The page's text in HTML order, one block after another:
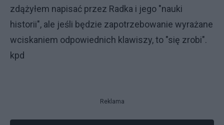
zdążyłem napisać przez Radka i jego "nauki
historii", ale jeśli będzie zapotrzebowanie wyrażane
wciskaniem odpowiednich klawiszy, to "się zrobi".
kpd
Reklama